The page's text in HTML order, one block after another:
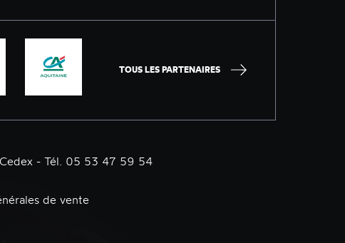
TOUS LES PARTENAIRES
- Tél. 05 53 47 59 54
de vente